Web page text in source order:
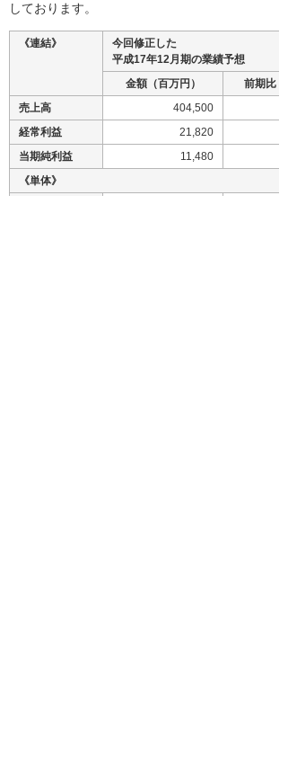
しております。
《連結》
今回修正した
平成17年12月期の業績予想
金額（百万円）
前期比（
売上高
404,500
経常利益
21,820
当期純利益
11,480
《単体》